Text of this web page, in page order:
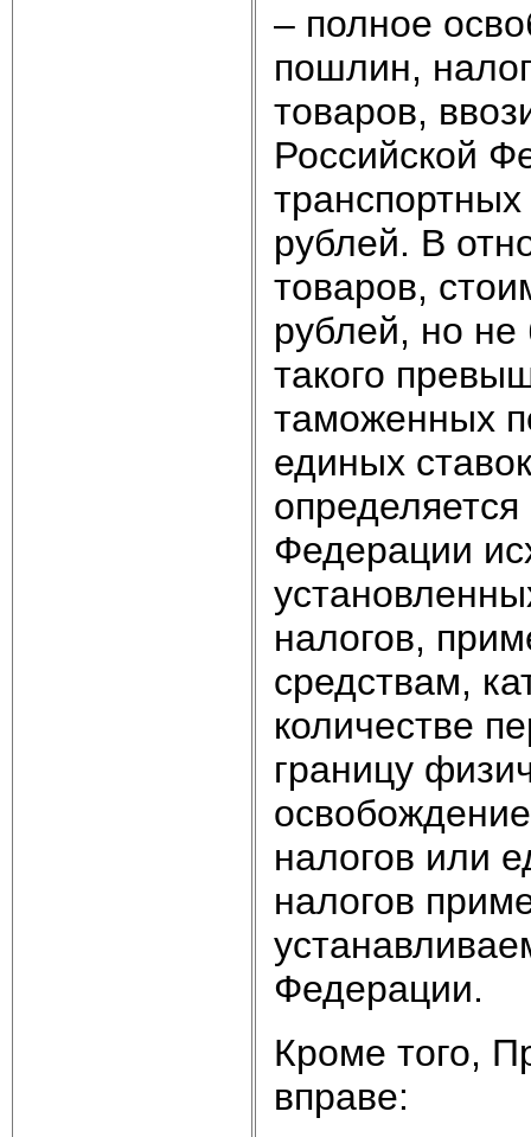
– полное
пошлин,
товаров,
Российской
рублей. В
товаров,
рублей, но не
такого
таможенных
единых
Федерации
налогов,
средствам,
количестве
границу
налогов или
налогов
Федерации.
Кроме того,
вправе: